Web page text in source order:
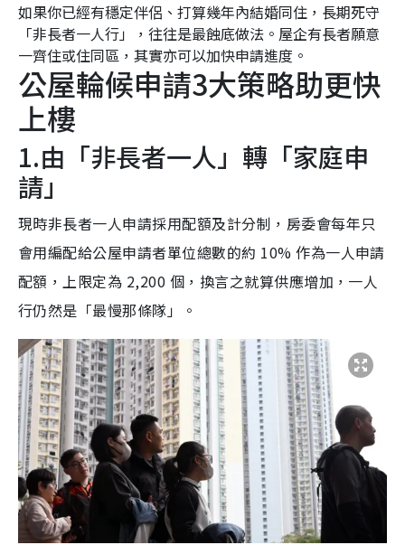
如果你已經有穩定伴侶、打算幾年內結婚同住，長期死守
「非長者一人行」，往往是最蝕底做法。屋企有長者願意
一齊住或住同區，其實亦可以加快申請進度。
公屋輪候申請3大策略助更快
上樓
1.由「非長者一人」轉「家庭申
請」
現時非長者一人申請採用配額及計分制，房委會每年只
會用編配給公屋申請者單位總數的約 10% 作為一人申請
配額，上限定為 2,200 個，換言之就算供應增加，一人
行仍然是「最慢那條隊」。